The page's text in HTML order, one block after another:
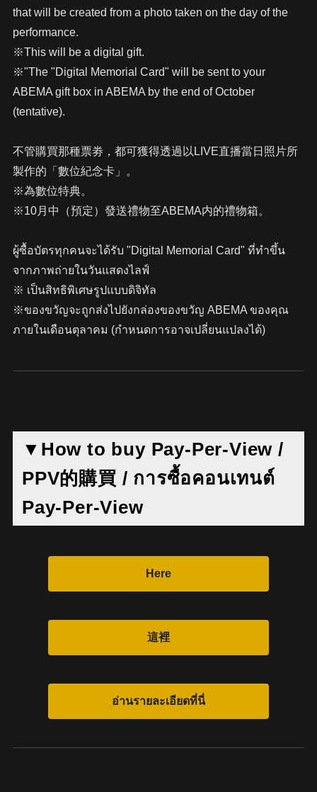
that will be created from a photo taken on the day of the
performance.
※This will be a digital gift.
※"The "Digital Memorial Card" will be sent to your
ABEMA gift box in ABEMA by the end of October
(tentative).
不管購買那種票劵，都可獲得透過以LIVE直播當日照片所
製作的「數位紀念卡」。
※為數位特典。
※10月中（預定）發送禮物至ABEMA内的禮物箱。
ผู้ซื้อบัตรทุกคนจะได้รับ "Digital Memorial Card" ที่ทำขึ้น
จากภาพถ่ายในวันแสดงไลฟ์
※ เป็นสิทธิพิเศษรูปแบบดิจิทัล
※ของขวัญจะถูกส่งไปยังกล่องของขวัญ ABEMA ของคุณ
ภายในเดือนตุลาคม (กำหนดการอาจเปลี่ยนแปลงได้)
▼How to buy Pay-Per-View /
PPV的購買 / การซื้อคอนเทนต์
Pay-Per-View